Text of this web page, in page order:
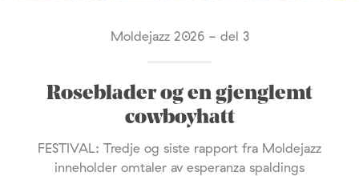
Moldejazz 2026 - del 3
Roseblader og en gjenglemt
cowboyhatt
FESTIVAL: Tredje og siste rapport fra Moldejazz
inneholder omtaler av esperanza spaldings